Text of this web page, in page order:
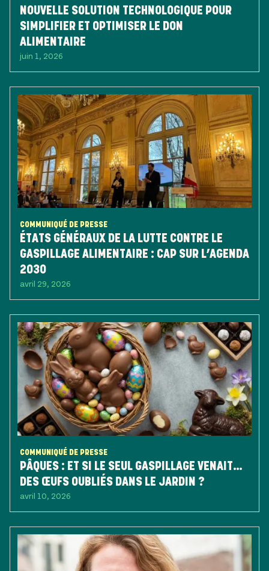
NOUVELLE SOLUTION TECHNOLOGIQUE POUR
SIMPLIFIER ET OPTIMISER LE DON
ALIMENTAIRE
juin 1, 2026
COMMUNIQUÉ DE PRESSE
ÉTATS GÉNÉRAUX DE LA LUTTE CONTRE LE
GASPILLAGE ALIMENTAIRE : CAP SUR L’AGENDA
2030
avril 29, 2026
COMMUNIQUÉ DE PRESSE
PÂQUES : ET SI LE SEUL GASPILLAGE VENAIT…
DES ŒUFS OUBLIÉS DANS LE JARDIN ?
avril 10, 2026